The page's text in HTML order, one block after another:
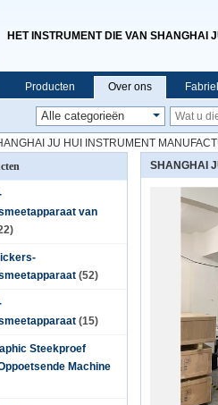
HET INSTRUMENT DIE VAN SHANGHAI
Producten Over ons
JU HUI INSTRUMENT
van
(52)
(15)
Steekproef
Machine
SHANGHAI